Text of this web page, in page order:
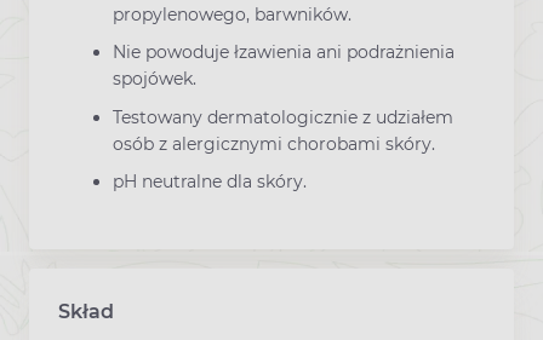
propylenowego, barwników.
Nie powoduje łzawienia ani podrażnienia
spojówek.
Testowany dermatologicznie z udziałem
osób z alergicznymi chorobami skóry.
pH neutralne dla skóry.
Skład